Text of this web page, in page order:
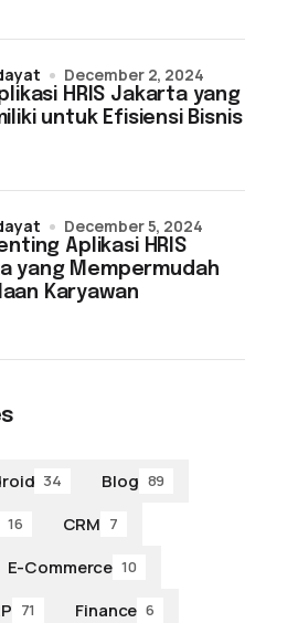
HRIS Jakarta yang
untuk Efisiensi Bisnis
December 2, 2024
Aplikasi HRIS
yang Mempermudah
Karyawan
December 5, 2024
34 Blog 89
16 CRM 7
E-Commerce 10
71 Finance 6